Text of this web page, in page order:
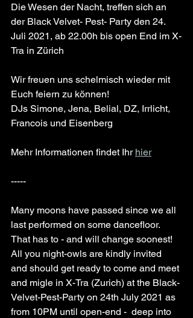
Die Wesen der Nacht, treffen sich an
der Black Velvet- Pest- Party den 24.
Juli 2021, ab 22.00h bis open End im X-
Tra in Zürich
Wir freuen uns schelmisch wieder mit
Euch feiern zu können!
DJs Simone, Jena, Belial, DZ, Irrlicht,
Francois und Eisenberg
Mehr Informationen findet Ihr hier
-----
Many moons have passed since we all
last performed on some dancefloor.
That has to - and will change soonest!
All you night-owls are kindly invited
and should get ready to come and meet
and migle in X-Tra (Zurich) at the Black-
Velvet-Pest-Party on 24th July 2021 as
from 10PM until open-end -  deep into